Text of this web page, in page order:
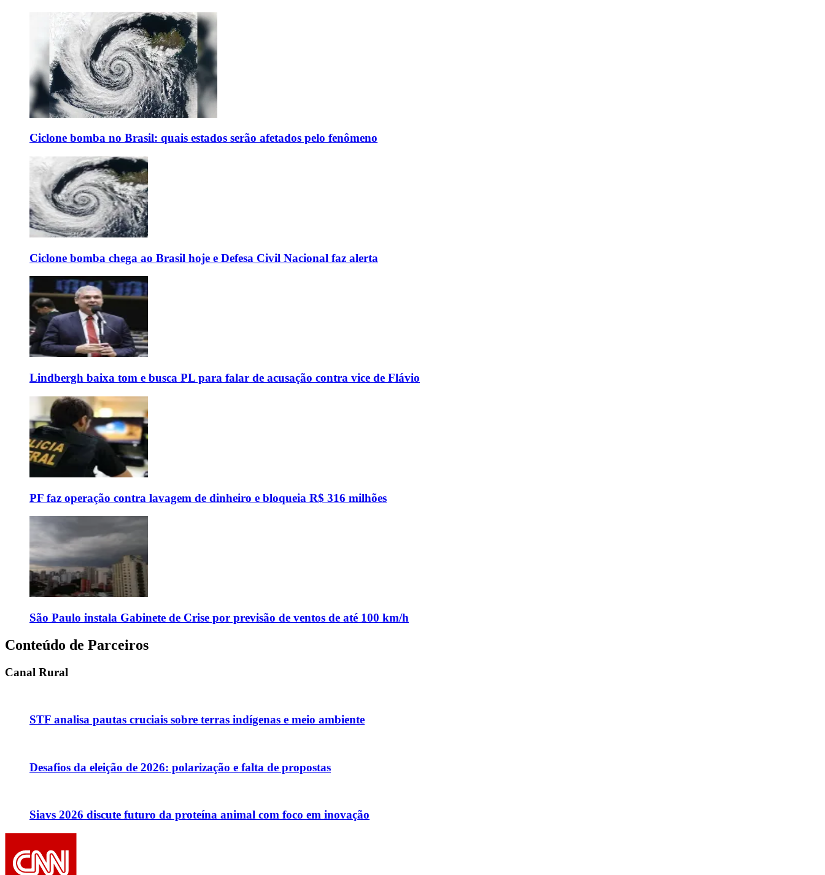
Ciclone bomba no Brasil: quais estados serão afetados pelo fenômeno
Ciclone bomba chega ao Brasil hoje e Defesa Civil Nacional faz alerta
Lindbergh baixa tom e busca PL para falar de acusação contra vice de Flávio
PF faz operação contra lavagem de dinheiro e bloqueia R$ 316 milhões
São Paulo instala Gabinete de Crise por previsão de ventos de até 100 km/h
Conteúdo de Parceiros
Canal Rural
STF analisa pautas cruciais sobre terras indígenas e meio ambiente
Desafios da eleição de 2026: polarização e falta de propostas
Siavs 2026 discute futuro da proteína animal com foco em inovação